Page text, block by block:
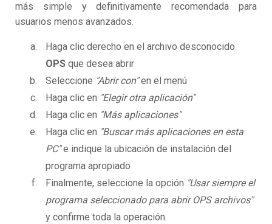
más simple y definitivamente recomendada para
usuarios menos avanzados.
Haga clic derecho en el archivo desconocido
OPS que desea abrir
Seleccione "Abrir con"en el menú
Haga clic en "Elegir otra aplicación"
Haga clic en "Más aplicaciones"
Haga clic en "Buscar más aplicaciones en esta
PC"e indique la ubicación de instalación del
programa apropiado
Finalmente, seleccione la opción "Usar siempre el
programa seleccionado para abrir OPS archivos"
y confirme toda la operación.